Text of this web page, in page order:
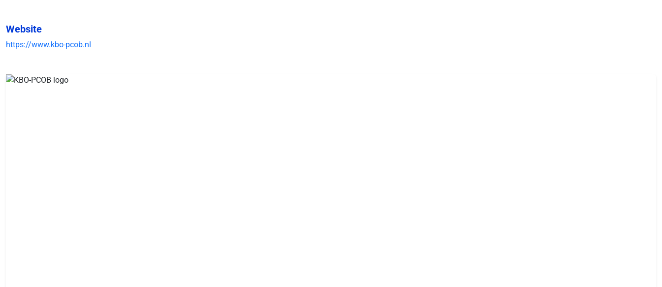
Website
https://www.kbo-pcob.nl